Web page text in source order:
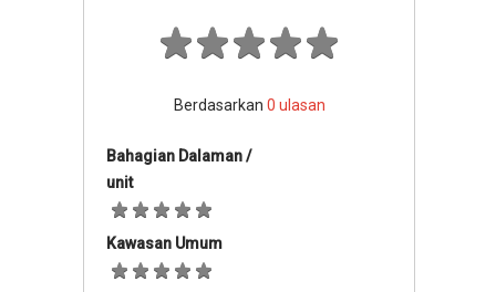
Berdasarkan 0 ulasan
Bahagian Dalaman /
unit
Kawasan Umum